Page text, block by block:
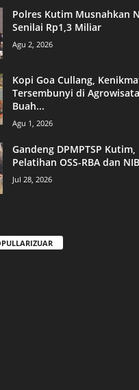
Polres Kutim Musnahkan
Senilai Rp1,3 Miliar
Agu 2, 2026
Kopi Goa Cullang,
Tersembunyi di
Buah...
Agu 1, 2026
Gandeng DPMPTSP Kutim,
Pelatihan OSS-RBA dan
Jul 28, 2026